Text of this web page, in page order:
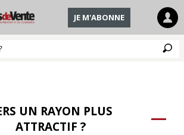
JE M'ABONNE
UN RAYON PLUS
ATTRACTIF ?